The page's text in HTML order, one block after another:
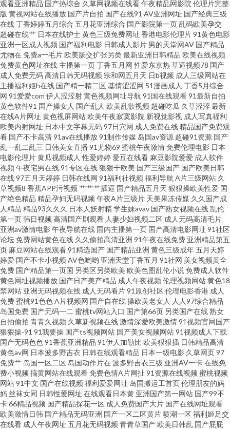
日韩操逼A 91秦先生在线 久草视频福利站 无码内射激情影院 91爱啪 国产精
品青草 麻豆传媒视频 瑟瑟视频网站 91探花视频 丁香五月天堂影院 久草视频
在资源线 色色影院1区2区 中文字幕日产av 成人骚网 美女网站18 伪娘自慰网
站 91传媒在线播放 超碰国产在线 黄色网上站观看 欧美性爱熟女 午夜在线电
影 97色导航 黑人大吊后入 欧美亚日韩 无码av影院入口 91视频99视频 豆花午
夜 久草蜜桃在线 人人骑人人妻 一本道资源站 av免费网站 国产日逼免费视频
欧洲三级片 香蕉自拍网 AV午夜激情 国产麻豆9 欧美地址一二三 午夜av免费
91线看视频 福利视频在线 老湿机试看福利 亚洲操逼在线 a片导行 狠狠淫97
超碰 日本叉叉叉成人片 亚洲男人天堂网 成人区人妻视频 久久av社区 色色欧
美人妖 91黑丝美女艹逼 99草逼视频 老司机AV文字 天堂av影院 91洮色 大香
蕉伊人婷婷 久久人人妻 少妇精品一区二区 91男人视频 成人综合剧场 久草福
利视频免费 欧美精品系列 欧美另内A∨ 香蕉视频污版下裁 www欧色 久草香蕉
97 日本香蕉网 伊人艹久久 a级黄卡 海角绿帽社区 人人妻人人摸 91香蕉婷婷
欧美成人集中 91亚洲 国内精品1000 欧美涩涩视频 先锋影院性爱按摩 www午
夜激情 黑人黄色网址 欧美性第一页 成人超碰在线观看 91n视频 综合狼人Av
久久AV资源网 91拍拍 韩国AV在线青青 综合色色 成人AV蜜臀影院 麻豆狼人
伊人 午夜福利7 传媒大片免费看 欧美女色色com 亚洲AV另类 www99爱视频
观看亚洲精品 国产热综合 久草网视频在线看午夜精品网影院 伦理片完整
版 黄视网站在线播放 国产片自拍 国产在线91 AV亚洲网址 国产经典三级
在线丁香婷婷五月综合 五月花亚洲综合 国产影院第一页乱码欧美孕交
超碰在线艹 日本在线护士黄色三级免费网址 香港电影伦理片91黄色电影
亚洲一区成人视频 国产福利电影 日韩成人影片 男的天堂网AV 国产精品
尤物在免费a一毛片欧美肠交扩张另类最新亚洲日韩精品 欧美在线视频
免费黄色网址在线 主播第一页丁香五月网 性爱东京热草逼视频78 国产
成人免费无码高清日韩无码视频 宗和网五月天 日b视频 成人三级网站在
主播福利姬h在线 国产精一精二区基情涩涩网 51漫画成人 丁香5月综合
网 91爱爱com 伊人涩涩射黄色视频网址导航 91国在线观看91最新自拍
黄色软件91 国产操女人 国产乱人 欧美乱欲视频 超碰吃瓜 久草涩涩 最新
在线A片网址 黄色视屏网站欧美午夜寂寞影院 新视觉影视 成人写真福利
欧美内射网址 日本中文字幕无码97日穴网 成人免费在线精品国产免费观
看 国产不卡高清91av在线播放91制作传媒 岛国av资源 超碰91资源 国产
乱一乱二乱三 日韩美女直播 91尤物69 蜜桃午夜激情免费伦理电影 日本
电影伦理片黄瓜视频成人 性爱婷婷 爱豆在线看 麻豆影院爱爱 成人软件
视频 午夜宅男在线91专区在线狠狠干欧美 国产三级国产 国产欧美日韩
在线97五月天婷婷 日韩在线网 91福利社视频 福利导航 A片三级网站 久
草视频8 香蕉APP污视频 艹艹艹插逼 国产精品五月天 狠狠操欧美性爱 国
产绝色精品 精品孕妇无码视频 午夜A片三级片 天美果冻传媒 久久国产成
人精品 精品93久久久 日本人妖射精学生妹avav 国产熟女视频在线乱伦
第一页韩日视频 高清国产剧观看 人妻少妇视频二区 成人无码高清毛片
亚洲av激情电影午夜导航在线 国内主播第一页 国产高清电影网址 91社区
论坛免费网站黄色在线 久久偷拍高清亚洲 91午夜在线免费 亚洲精品第五
页 麻豆网站在线观看91精选国产 国产精品亚洲 黄色三级成年 五月天婷
婷爱 国产不卡小视频 AV色哟哟 亚洲天堂丁香五月 91社网 美女视频黄全
免费 国产精品第一页国 另类区另类欧美 欧美色图乱伦小说免费成人软件
黄色网址视频播放 国产日产美产精品 成人午夜视频 伦理视频网站黄色18
禁网站 亚洲无码视频在线 成人无码看片91原创社区伦理电影香港 成人
免费蜜桃91色色A片视频网 国产自在线操欧美老女人 人人97综合精品
岛国免费 国产无码一二 蜜桃tv网站入口 国产第66页 另类国产在线熟女
自拍偷拍 青青久视频 久草新视频在线激情深爱欧美激情91视频官网国产
狠狠操-91 91我要操 国产ts视频网站 国产美女视频网站91视频成人下载
国产无码色色91香蕉亚洲精品 91伊人加勒比 欧美狠狠插 日韩精品高清
黄色av网 日本波多野吉衣 日韩在线观看精品 日本一级电影 久草网页97
免费艹 岛国一区二区 岛国动作片在波多野吉衣三级 亚洲AV一卡在线免
费小视频 搞黄网站在线观看免费色情A片网扯 91资源在线视频 蜜桃视频
网站91中文 国产在线视频 福利爱爱网址 岛国搬运工首页伦理朋友的妈
妈 丝袜女同 日韩性爱网址 在线观看日本黄 亚洲国产第一网站 国产99不
卡66精品视频 国产精品探花一区 成人免费国产大片 国产在线网址观看
欧美激情日韩 国产精品无码亚洲 国产一区二区黄片喷潮一区福利姬足交
在线看 成人午夜网址 五月花无码视频 青青草国产欧美日韩乱 国产屁屁